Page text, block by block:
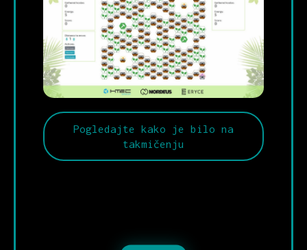
Pogledajte kako je bilo na
takmičenju